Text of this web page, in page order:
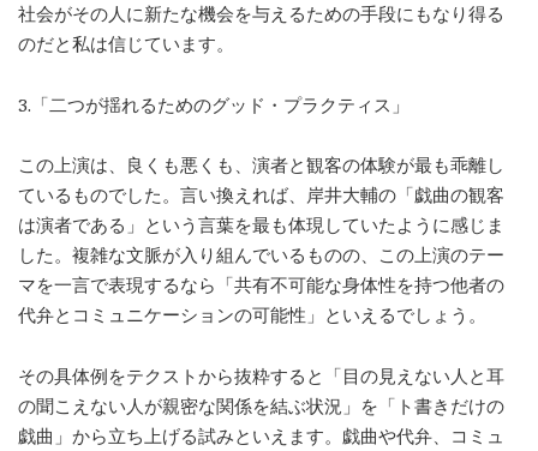
社会がその人に新たな機会を与えるための手段にもなり得る
のだと私は信じています。
3.「二つが揺れるためのグッド・プラクティス」
この上演は、良くも悪くも、演者と観客の体験が最も乖離し
ているものでした。言い換えれば、岸井大輔の「戯曲の観客
は演者である」という言葉を最も体現していたように感じま
した。複雑な文脈が入り組んでいるものの、この上演のテー
マを一言で表現するなら「共有不可能な身体性を持つ他者の
代弁とコミュニケーションの可能性」といえるでしょう。
その具体例をテクストから抜粋すると「目の見えない人と耳
の聞こえない人が親密な関係を結ぶ状況」を「ト書きだけの
戯曲」から立ち上げる試みといえます。戯曲や代弁、コミュ